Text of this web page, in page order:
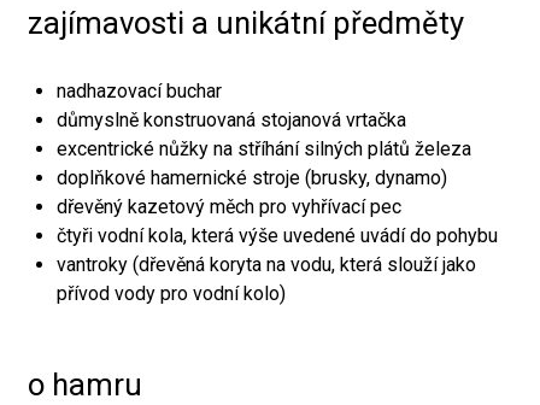
zajímavosti a unikátní předměty
nadhazovací buchar
důmyslně konstruovaná stojanová vrtačka
excentrické nůžky na stříhání silných plátů železa
doplňkové hamernické stroje (brusky, dynamo)
dřevěný kazetový měch pro vyhřívací pec
čtyři vodní kola, která výše uvedené uvádí do pohybu
vantroky (dřevěná koryta na vodu, která slouží jako
přívod vody pro vodní kolo)
o hamru